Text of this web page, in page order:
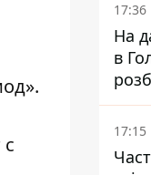
.
17:36
На
в
17:15